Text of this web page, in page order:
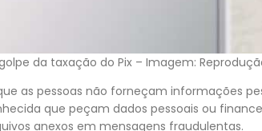
da taxação do Pix – Imagem:
as pessoas não forneçam informações
que peçam dados pessoais ou
anexos em mensagens fraudulentas.